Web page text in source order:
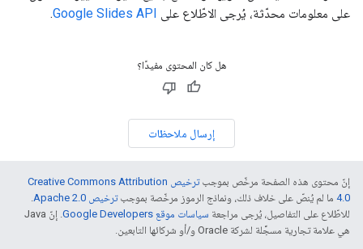
على معلومات محدّثة، يُرجى الاطّلاع على Google Slides API
.
هل كان المحتوى مفيدًا؟
إرسال ملاحظات
إنّ محتوى هذه الصفحة مرخّص بموجب
ترخيص Creative Commons Attribution
4.0‏ ما لم يُنصّ على خلاف ذلك، ونماذج الرموز مرخّصة بموجبترخيص Apache 2.0‏
للاطّلاع على التفاصيل، يُرجى مراجعة سياسات موقع Google Developers‏
. إنّ Java
هي علامة تجارية مسجَّلة لشركة Oracle و/أو شركائها التابعين.